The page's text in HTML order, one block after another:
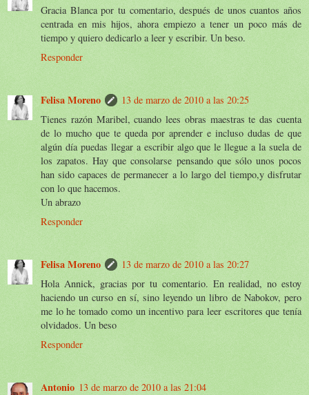
Gracia Blanca por tu comentario, después de unos cuantos años
centrada en mis hijos, ahora empiezo a tener un poco más de
tiempo y quiero dedicarlo a leer y escribir. Un beso.
Responder
Felisa Moreno
13 de marzo de 2010 a las 20:25
Tienes razón Maribel, cuando lees obras maestras te das cuenta
de lo mucho que te queda por aprender e incluso dudas de que
algún día puedas llegar a escribir algo que le llegue a la suela de
los zapatos. Hay que consolarse pensando que sólo unos pocos
han sido capaces de permanecer a lo largo del tiempo,y disfrutar
con lo que hacemos.
Un abrazo
Responder
Felisa Moreno
13 de marzo de 2010 a las 20:27
Hola Annick, gracias por tu comentario. En realidad, no estoy
haciendo un curso en sí, sino leyendo un libro de Nabokov, pero
me lo he tomado como un incentivo para leer escritores que tenía
olvidados. Un beso
Responder
Antonio 13 de marzo de 2010 a las 21:04